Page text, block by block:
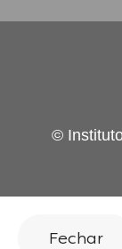
©
Fechar